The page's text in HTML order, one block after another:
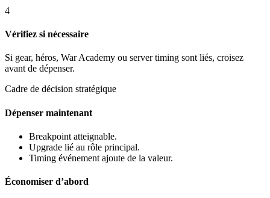
4
Vérifiez si nécessaire
Si gear, héros, War Academy ou server timing sont liés, croisez
avant de dépenser.
Cadre de décision stratégique
Dépenser maintenant
Breakpoint atteignable.
Upgrade lié au rôle principal.
Timing événement ajoute de la valeur.
Économiser d’abord